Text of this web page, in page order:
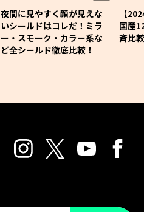
夜間に見やすく顔が見えな
いシールドはコレだ！ミラ
ー・スモーク・カラー系な
ど全シールド徹底比較！
【
国産
斉比